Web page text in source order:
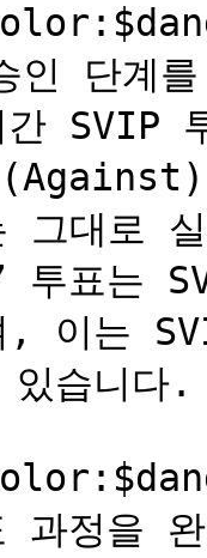
단계를
간 SVIP
그대로
표는
, 이는
습니다.
정을 완